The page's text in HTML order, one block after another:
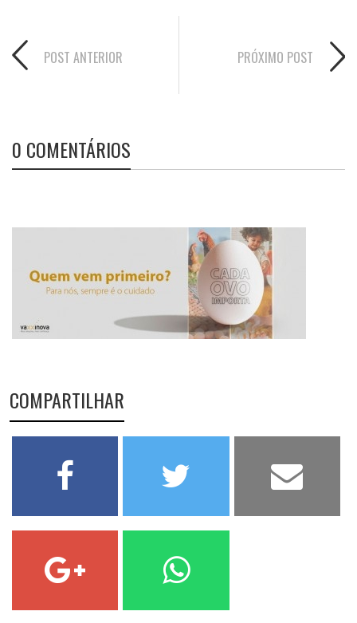
POST ANTERIOR PRÓXIMO POST
0 COMENTÁRIOS
COMPARTILHAR